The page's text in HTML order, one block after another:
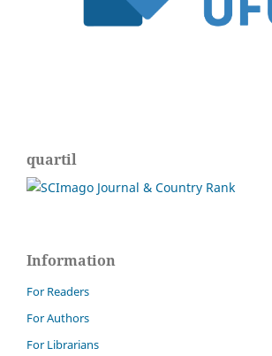
quartil
Information
For Readers
For Authors
For Librarians